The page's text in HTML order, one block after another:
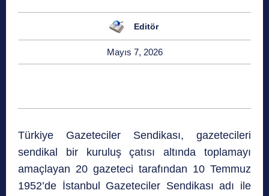
Editör
Mayıs 7, 2026
Türkiye Gazeteciler Sendikası, gazetecileri
sendikal bir kuruluş çatısı altında toplamayı
amaçlayan 20 gazeteci tarafından 10 Temmuz
1952’de İstanbul Gazeteciler Sendikası adı ile